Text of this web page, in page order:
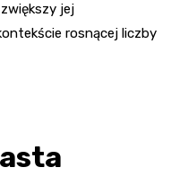
jej
rosnącej liczby